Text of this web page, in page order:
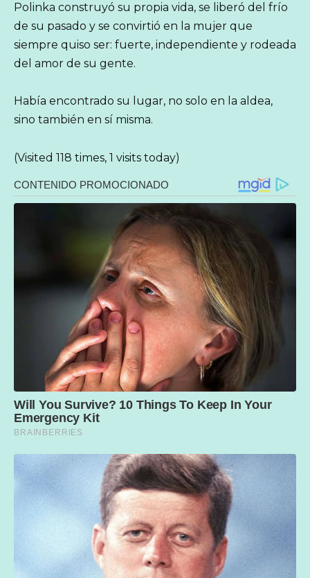
Polinka construyó su propia vida, se liberó del frío
de su pasado y se convirtió en la mujer que
siempre quiso ser: fuerte, independiente y rodeada
del amor de su gente.
Había encontrado su lugar, no solo en la aldea,
sino también en sí misma.
(Visited 118 times, 1 visits today)